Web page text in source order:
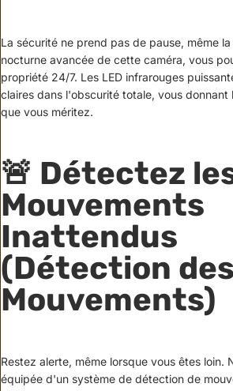
La sécurité ne prend pas de pause, même
nocturne avancée de cette caméra, vous
propriété 24/7. Les LED infrarouges
claires dans l'obscurité totale, vous
que vous méritez.
🚨 Détectez
Mouvements
Inattendus
(Détection des
Mouvements)
Restez alerte, même lorsque vous êtes loin.
équipée d'un système de détection de